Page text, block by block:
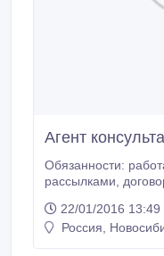
Агент
Обязанности: работа с базами данных, почтовыми
рассылками, договорами, ответы на телефонные
развитые
на уровне пользователя. Условия:
22/01/2016 13:49
Россия,